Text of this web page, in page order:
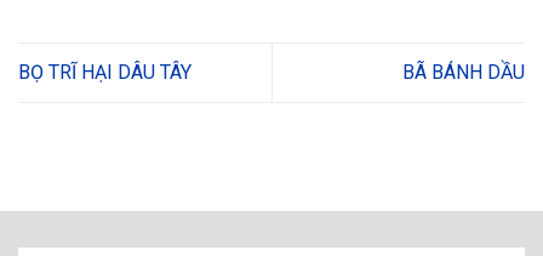
BỌ TRĨ HẠI DÂU TÂY BÃ BÁNH DẦU